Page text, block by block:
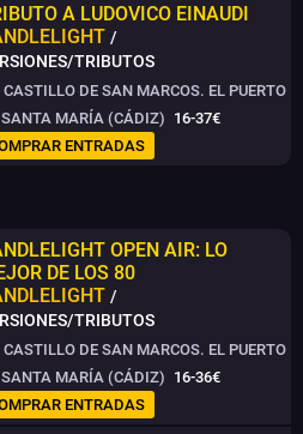
A LUDOVICO EINAUDI
/
TRIBUTOS
CASTILLO DE SAN MARCOS. EL PUERTO
SANTA MARÍA (CÁDIZ) 16-37€
ENTRADAS
OPEN AIR: LO
DE LOS 80
/
TRIBUTOS
CASTILLO DE SAN MARCOS. EL PUERTO
SANTA MARÍA (CÁDIZ) 16-36€
ENTRADAS